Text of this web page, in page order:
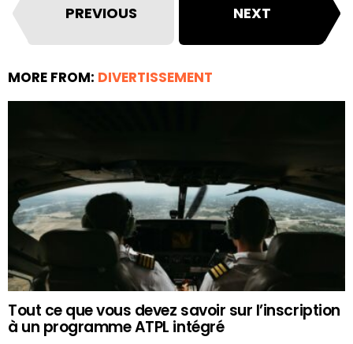
PREVIOUS NEXT
MORE FROM: DIVERTISSEMENT
Tout ce que vous devez savoir sur l’inscription
à un programme ATPL intégré